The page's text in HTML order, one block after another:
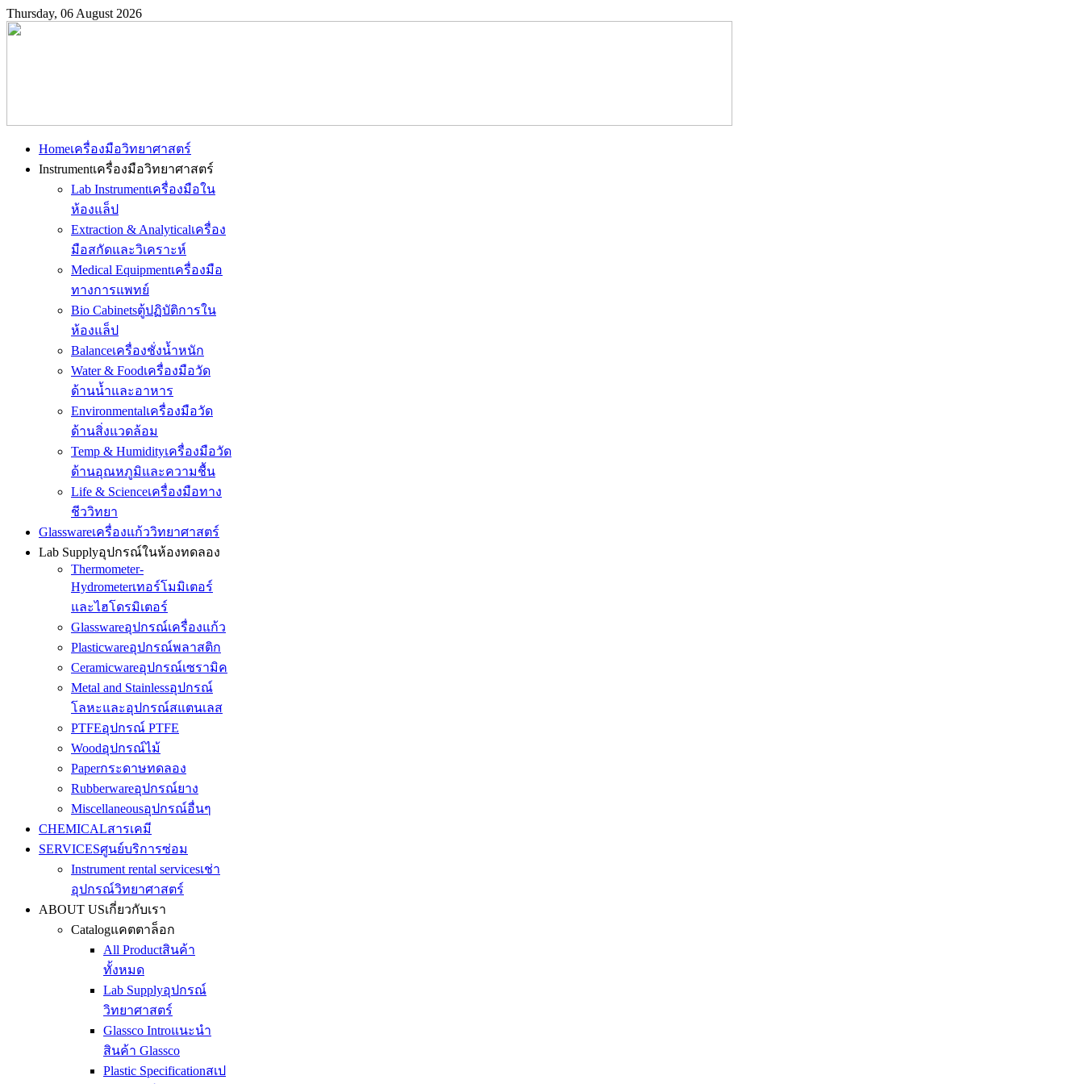
Thursday, 06 August 2026
Homeเครื่องมือวิทยาศาสตร์
Instrumentเครื่องมือวิทยาศาสตร์
Lab Instrumentเครื่องมือใน
ห้องแล็ป
Extraction & Analyticalเครื่อง
มือสกัดและวิเคราะห์
Medical Equipmentเครื่องมือ
ทางการแพทย์
Bio Cabinetsตู้ปฏิบัติการใน
ห้องแล็ป
Balanceเครื่องชั่งน้ำหนัก
Water & Foodเครื่องมือวัด
ด้านน้ำและอาหาร
Environmentalเครื่องมือวัด
ด้านสิ่งแวดล้อม
Temp & Humidityเครื่องมือวัด
ด้านอุณหภูมิและความชื้น
Life & Scienceเครื่องมือทาง
ชีววิทยา
Glasswareเครื่องแก้ววิทยาศาสตร์
Lab Supplyอุปกรณ์ในห้องทดลอง
Thermometer-
Hydrometerเทอร์โมมิเตอร์
และไฮโดรมิเตอร์
Glasswareอุปกรณ์เครื่องแก้ว
Plasticwareอุปกรณ์พลาสติก
Ceramicwareอุปกรณ์เซรามิค
Metal and Stainlessอุปกรณ์
โลหะและอุปกรณ์สแตนเลส
PTFEอุปกรณ์ PTFE
Woodอุปกรณ์ไม้
Paperกระดาษทดลอง
Rubberwareอุปกรณ์ยาง
Miscellaneousอุปกรณ์อื่นๆ
CHEMICALสารเคมี
SERVICESศูนย์บริการซ่อม
Instrument rental servicesเช่า
อุปกรณ์วิทยาศาสตร์
ABOUT USเกี่ยวกับเรา
Catalogแคตตาล็อก
All Productสินค้า
ทั้งหมด
Lab Supplyอุปกรณ์
วิทยาศาสตร์
Glassco Introแนะนำ
สินค้า Glassco
Plastic Specificationสเป